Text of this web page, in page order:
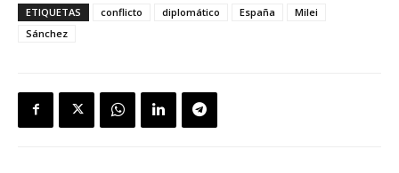
ETIQUETAS conflicto diplomático España
Milei
Sánchez